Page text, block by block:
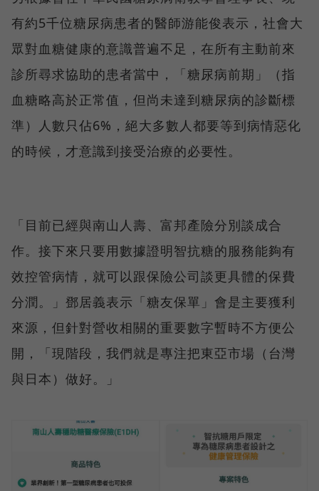
有約5千位糖尿病患者的醫師游能俊表示，社會大
眾對血糖健康的意識普遍不足，在所有主動前來
診所尋求協助的患者當中，「糖尿病前期」（指
血糖略高於正常值，但尚未達到糖尿病的診斷標
準）人數只佔6%，絕大多數人都要等到病情惡化
的時候，才意識到接受治療的必要性。
「目前已經與南山人壽、富邦產險分別談成合
作。接下來只要用數據證明智抗糖的服務能夠有
效控管病情，就可以跟保險公司談更具體的保費
分潤。」鄧居義表示「糖友保單」會是主要獲利
來源，但針對營收相關的重要數字暫時不方便公
開，「現階段，我們就是專注把東亞市場（台灣
與日本）做好。」